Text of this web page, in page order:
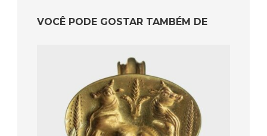
VOCÊ PODE GOSTAR TAMBÉM DE